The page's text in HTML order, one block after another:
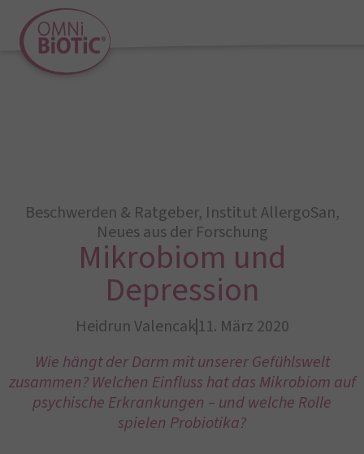
Beschwerden & Ratgeber, Institut AllergoSan,
Neues aus der Forschung
Mikrobiom und
Depression
Heidrun Valencak11. März 2020
Wie hängt der Darm mit unserer Gefühlswelt
zusammen? Welchen Einfluss hat das Mikrobiom auf
psychische Erkrankungen – und welche Rolle
spielen Probiotika?